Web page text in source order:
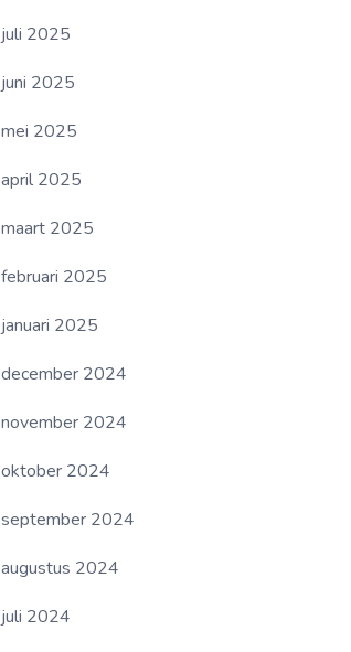
juli 2025
juni 2025
mei 2025
april 2025
maart 2025
februari 2025
januari 2025
december 2024
november 2024
oktober 2024
september 2024
augustus 2024
juli 2024